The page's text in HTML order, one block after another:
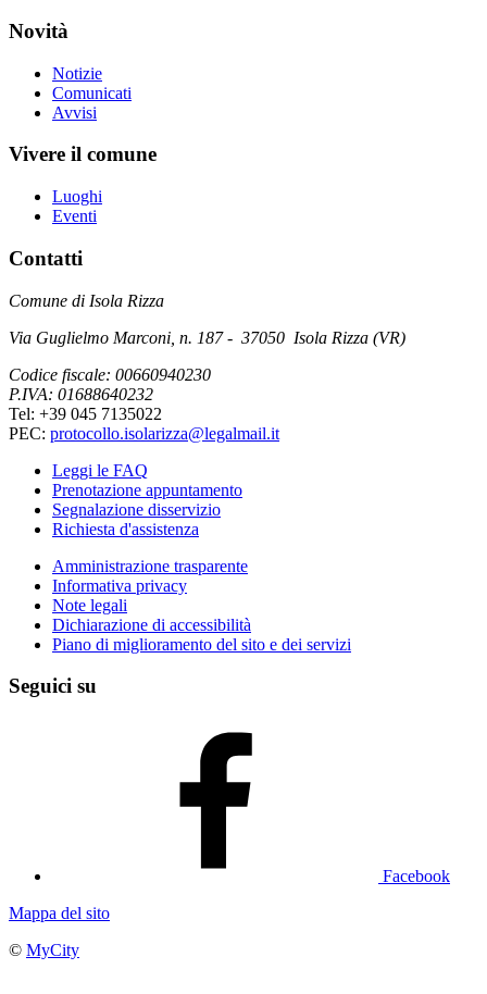
Novità
Notizie
Comunicati
Avvisi
Vivere il comune
Luoghi
Eventi
Contatti
Comune di Isola Rizza
Via Guglielmo Marconi, n. 187 - 37050 Isola Rizza (VR)
Codice fiscale: 00660940230
P.IVA: 01688640232
Tel: +39 045 7135022
PEC: protocollo.isolarizza@legalmail.it
Leggi le FAQ
Prenotazione appuntamento
Segnalazione disservizio
Richiesta d'assistenza
Amministrazione trasparente
Informativa privacy
Note legali
Dichiarazione di accessibilità
Piano di miglioramento del sito e dei servizi
Seguici su
Facebook
Mappa del sito
© MyCity